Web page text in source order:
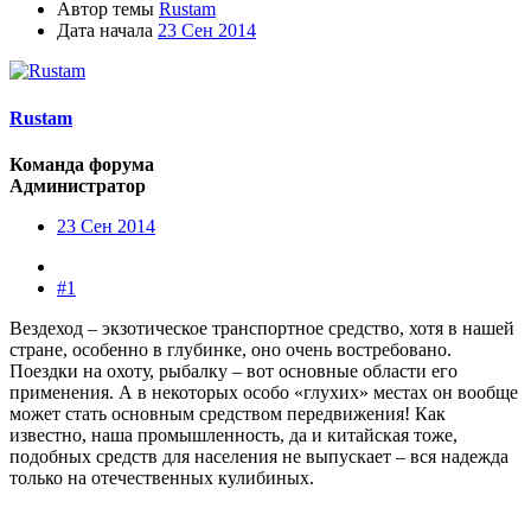
Автор темы Rustam
Дата начала 23 Сен 2014
Rustam
Команда форума
Администратор
23 Сен 2014
#1
Вездеход – экзотическое транспортное средство, хотя в нашей
стране, особенно в глубинке, оно очень востребовано.
Поездки на охоту, рыбалку – вот основные области его
применения. А в некоторых особо «глухих» местах он вообще
может стать основным средством передвижения! Как
известно, наша промышленность, да и китайская тоже,
подобных средств для населения не выпускает – вся надежда
только на отечественных кулибиных.